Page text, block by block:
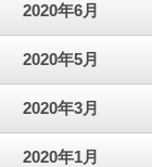
2020年6月
2020年5月
2020年3月
2020年1月